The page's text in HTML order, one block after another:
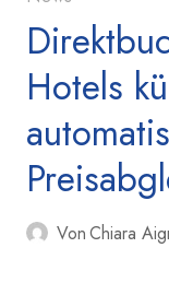
Hotels
VonChiara